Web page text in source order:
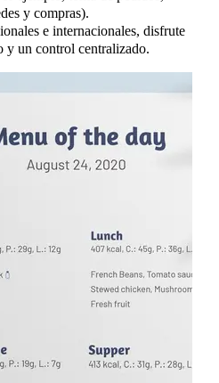
y compras).
e internacionales, disfrute
y un control centralizado.